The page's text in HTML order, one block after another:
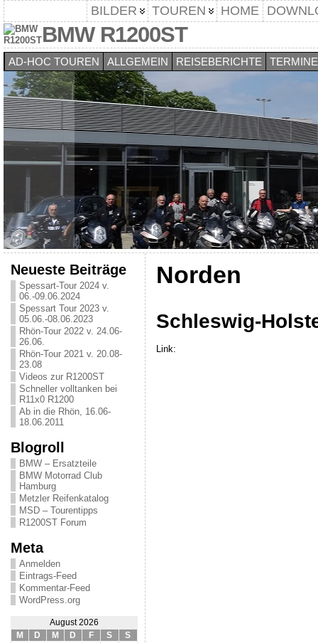
BILDER TOUREN HOME
BMW R1200ST
AD-HOC TOUREN ALLGEMEIN REISEBERICHTE TERMINE
Neueste Beiträge
Spessart-Tour 2024 v.
06.-09.06.2024
Spessart Tour 2023 v.
05.06.-08.06.2023
Rhön-Tour 2022 v. 24.06-
26.06.
Rhön-Tour 2021 v. 20.08-
23.08
Videos zur R1200ST
Schneller volltanken bei
R11x0 R1200
Ab in die Rhön, 16.06-
18.06.2011
Blogroll
BMW – Ersatzteile
BMW Motorrad Club
Hamburg
Metzler Reifenkatalog
MSD – Tourentipps
R1200ST Forum
Meta
Anmelden
Eintrags-Feed
Kommentar-Feed
WordPress.org
August 2026
M
D M D F S
S
Norden
Schleswig-
Link: